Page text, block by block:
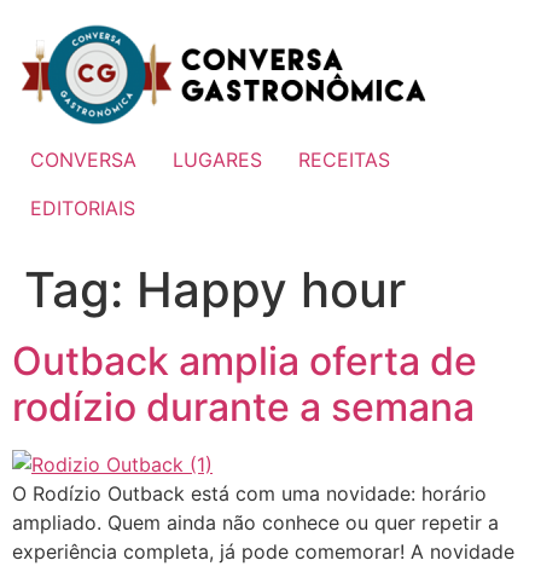
para
conteúdo
CONVERSA LUGARES
RECEITAS
EDITORIAIS
Tag: Happy hour
Outback amplia oferta de
rodízio durante a semana
O Rodízio Outback está com uma novidade: horário
ampliado. Quem ainda não conhece ou quer repetir a
experiência completa, já pode comemorar! A novidade